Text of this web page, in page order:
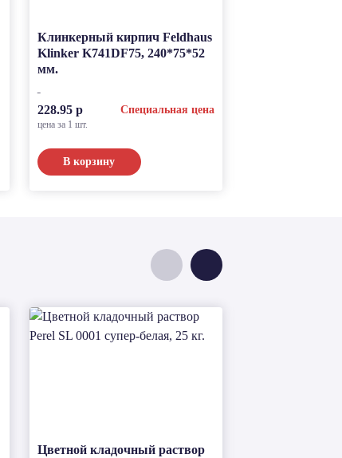
Клинкерный кирпич Feldhaus
Klinker K741DF75, 240*75*52
мм.
228.95 р Специальная цена
цена за 1 шт.
В корзину
Цветной кладочный раствор